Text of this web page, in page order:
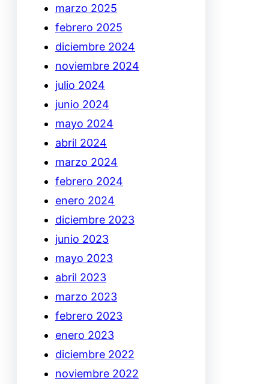
marzo 2025
febrero 2025
diciembre 2024
noviembre 2024
julio 2024
junio 2024
mayo 2024
abril 2024
marzo 2024
febrero 2024
enero 2024
diciembre 2023
junio 2023
mayo 2023
abril 2023
marzo 2023
febrero 2023
enero 2023
diciembre 2022
noviembre 2022